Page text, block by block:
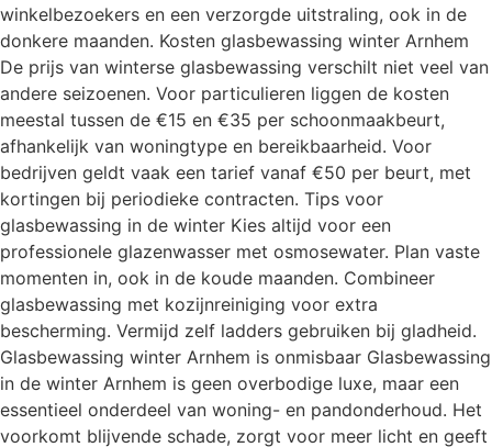
winkelbezoekers en een verzorgde uitstraling, ook in de
donkere maanden. Kosten glasbewassing winter Arnhem
De prijs van winterse glasbewassing verschilt niet veel van
andere seizoenen. Voor particulieren liggen de kosten
meestal tussen de €15 en €35 per schoonmaakbeurt,
afhankelijk van woningtype en bereikbaarheid. Voor
bedrijven geldt vaak een tarief vanaf €50 per beurt, met
kortingen bij periodieke contracten. Tips voor
glasbewassing in de winter Kies altijd voor een
professionele glazenwasser met osmosewater. Plan vaste
momenten in, ook in de koude maanden. Combineer
glasbewassing met kozijnreiniging voor extra
bescherming. Vermijd zelf ladders gebruiken bij gladheid.
Glasbewassing winter Arnhem is onmisbaar Glasbewassing
in de winter Arnhem is geen overbodige luxe, maar een
essentieel onderdeel van woning- en pandonderhoud. Het
voorkomt blijvende schade, zorgt voor meer licht en geeft